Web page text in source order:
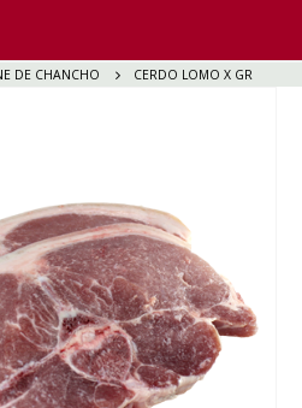
DE CHANCHO CERDO LOMO X GR